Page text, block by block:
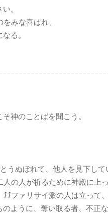
。
みな喜ばれ、
る。
神のことばを聞こう。
うぬぼれて、他人を見下し
人の人が祈るために神殿に上
11ファリサイ派の人は立って
ように、奪い取る者、不正